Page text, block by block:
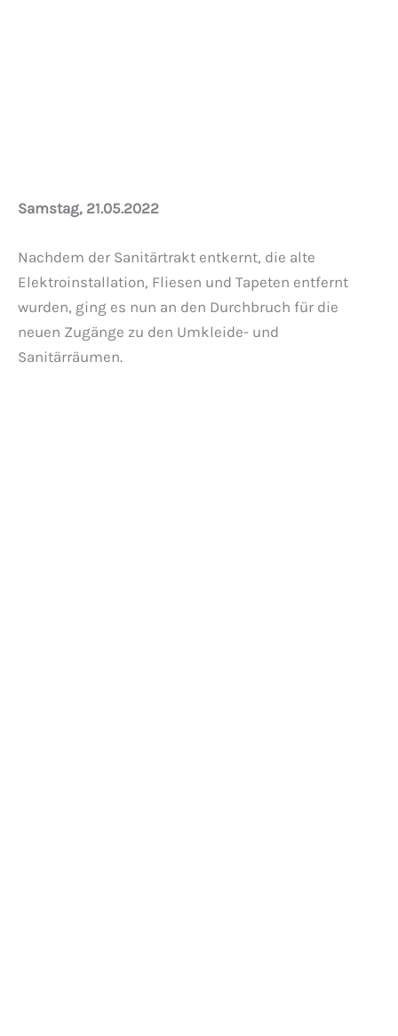
Samstag, 21.05.2022
Nachdem der Sanitärtrakt entkernt, die alte
Elektroinstallation, Fliesen und Tapeten entfernt
wurden, ging es nun an den Durchbruch für die
neuen Zugänge zu den Umkleide- und
Sanitärräumen.